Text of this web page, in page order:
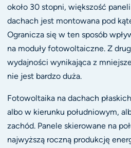
około 30 stopni, większość
dachach jest montowana pod
Ogranicza się w ten sposób
na moduły fotowoltaiczne. Z
wydajności wynikająca z
nie jest bardzo duża.
Fotowoltaika na dachach
albo w kierunku południowym,
zachód. Panele skierowane na
najwyższą roczną produkcję